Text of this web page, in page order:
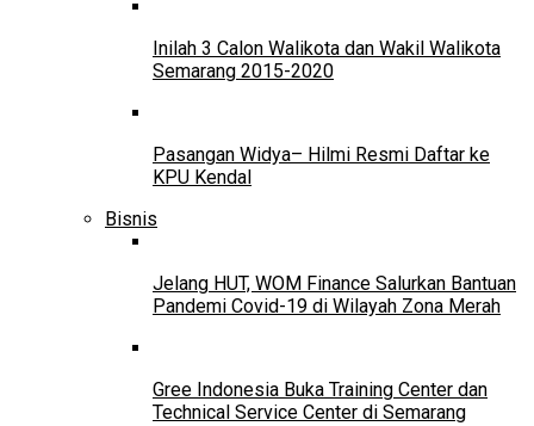
Inilah 3 Calon Walikota dan Wakil Walikota
Semarang 2015-2020
Pasangan Widya– Hilmi Resmi Daftar ke
KPU Kendal
Bisnis
Jelang HUT, WOM Finance Salurkan Bantuan
Pandemi Covid-19 di Wilayah Zona Merah
Gree Indonesia Buka Training Center dan
Technical Service Center di Semarang